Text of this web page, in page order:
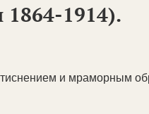
1914).
и мраморным